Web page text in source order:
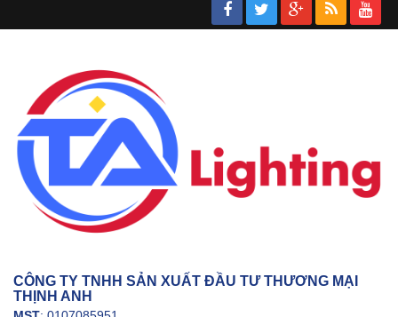
CÔNG TY TNHH SẢN XUẤT ĐẦU TƯ THƯƠNG MẠI
THỊNH ANH